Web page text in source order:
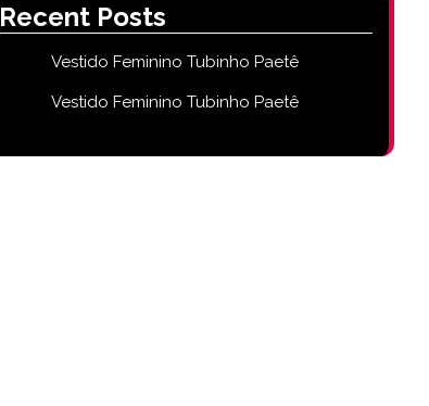
Recent Posts
Vestido Feminino Tubinho Paetê
Vestido Feminino Tubinho Paetê